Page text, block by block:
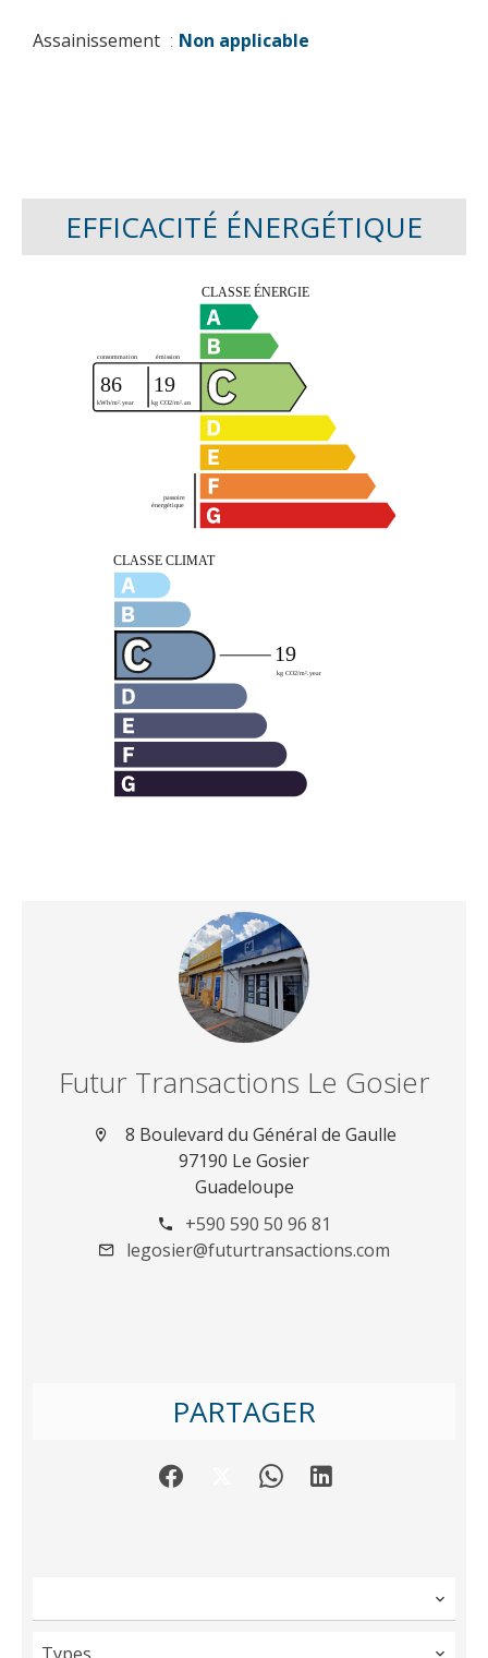
Assainissement Non applicable
EFFICACITÉ ÉNERGÉTIQUE
Futur Transactions Le Gosier
8 Boulevard du Général de Gaulle
97190 Le Gosier
Guadeloupe
+590 590 50 96 81
legosier@futurtransactions.com
PARTAGER